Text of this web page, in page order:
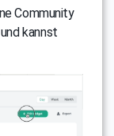
Community
kannst